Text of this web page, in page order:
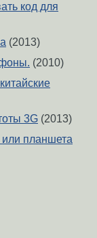
код для
(2013)
(2010)
3G (2013)
планшета